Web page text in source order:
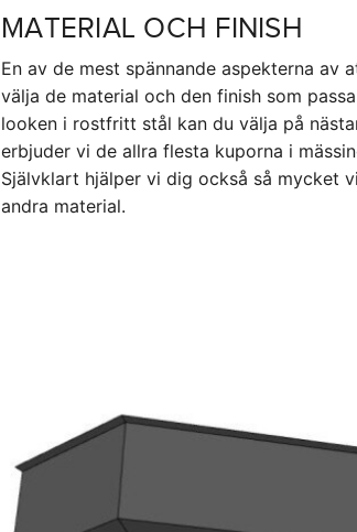
MATERIAL OCH FINISH
En av de mest spännande aspekterna av
välja de material och den finish som
looken i rostfritt stål kan du välja på
erbjuder vi de allra flesta kuporna i
Självklart hjälper vi dig också så mycket
andra material.